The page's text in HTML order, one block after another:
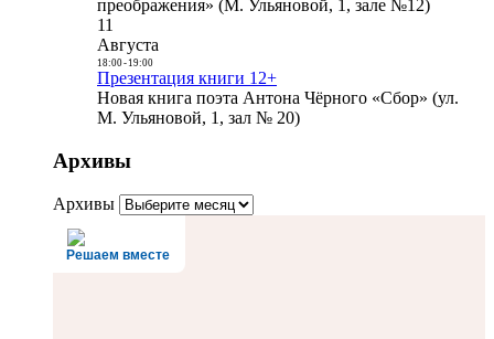
преображения» (М. Ульяновой, 1, зале №12)
11
Августа
18:00- 19:00
Презентация книги 12+
Новая книга поэта Антона Чёрного «Сбор» (ул.
М. Ульяновой, 1, зал № 20)
Архивы
Архивы
Решаем вместе